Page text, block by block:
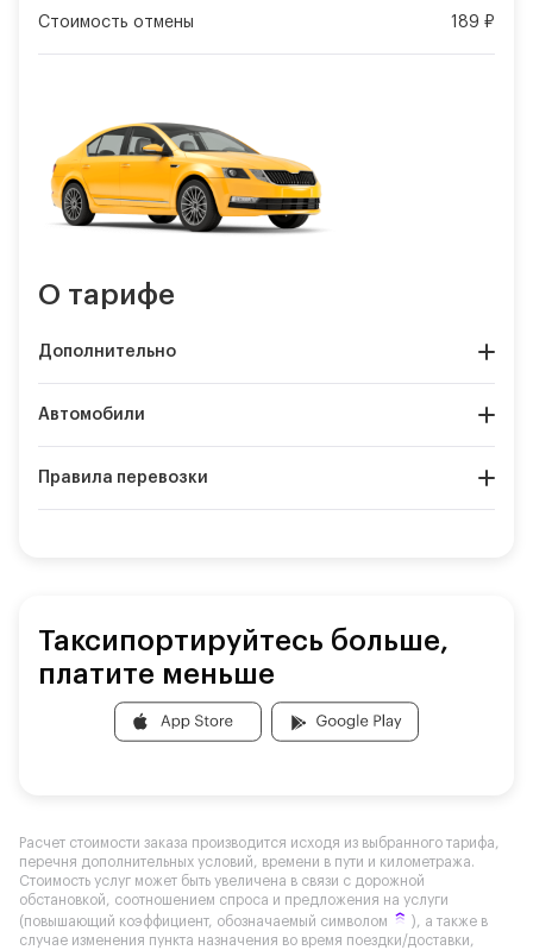
Стоимость отмены 189 ₽
О тарифе
Дополнительно
Автомобили
Правила перевозки
Таксипортируйтесь больше,
платите меньше
Расчет стоимости заказа производится исходя из выбранного тарифа,
перечня дополнительных условий, времени в пути и километража.
Стоимость услуг может быть увеличена в связи с дорожной
обстановкой, соотношением спроса и предложения на услуги
(повышающий коэффициент, обозначаемый символом
), а также в
случае изменения пункта назначения во время поездки/доставки,